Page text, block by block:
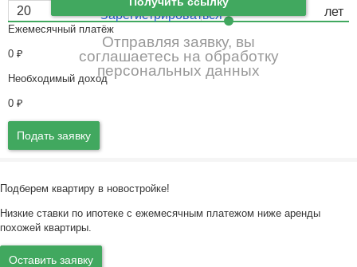
Зарегистрироваться
Ежемесячный платёж
0 ₽
Необходимый доход
0 ₽
Подать заявку
Подберем квартиру в новостройке!
Низкие ставки по ипотеке с ежемесячным платежом ниже аренды
похожей квартиры.
Оставить заявку
Отправляя заявку, вы
соглашаетесь на обработку
персональных данных